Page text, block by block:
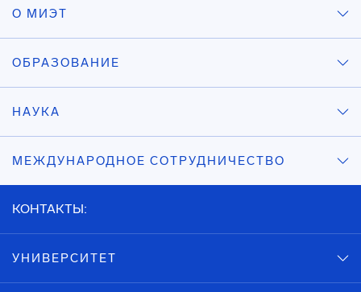
О МИЭТ
ОБРАЗОВАНИЕ
НАУКА
МЕЖДУНАРОДНОЕ СОТРУДНИЧЕСТВО
КОНТАКТЫ:
УНИВЕРСИТЕТ